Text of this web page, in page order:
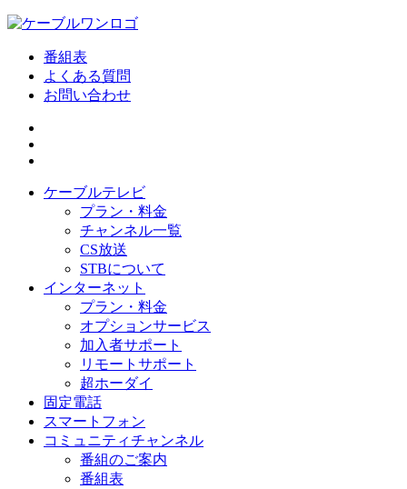
番組表
よくある質問
お問い合わせ
ケーブルテレビ
プラン・料金
チャンネル一覧
CS放送
STBについて
インターネット
プラン・料金
オプションサービス
加入者サポート
リモートサポート
超ホーダイ
固定電話
スマートフォン
コミュニティチャンネル
番組のご案内
番組表